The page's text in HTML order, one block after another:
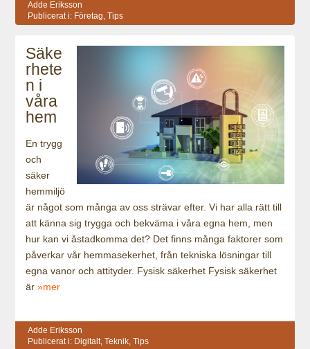
Adde Eriksson
Publicerat i: Företag ,Tips
Säke
rhete
n i
våra
hem
En trygg
och
säker
hemmiljö
är något som många av oss strävar efter. Vi har alla rätt till
att känna sig trygga och bekväma i våra egna hem, men
hur kan vi åstadkomma det? Det finns många faktorer som
påverkar vår hemmasekerhet, från tekniska lösningar till
egna vanor och attityder. Fysisk säkerhet Fysisk säkerhet
är»mer
Adde Eriksson
Publicerat i: Digitalt ,Teknik ,Tips